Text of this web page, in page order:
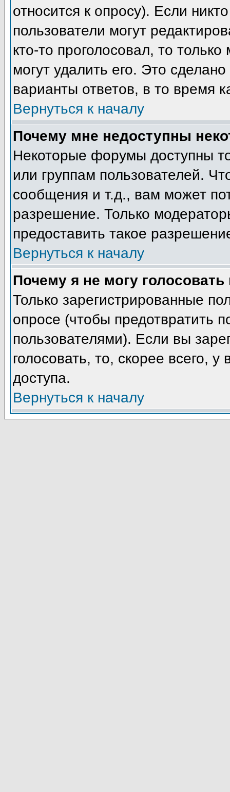
относится к опросу). Если
пользователи могут
кто-то проголосовал, то
могут удалить его. Это
варианты ответов, в то время
Вернуться к началу
Почему мне недоступны
Некоторые форумы доступны
или группам пользователей.
сообщения и т.д., вам может
разрешение. Только
предоставить такое
Вернуться к началу
Почему я не могу голосовать
Только зарегистрированные
опросе (чтобы предотвратить
пользователями). Если вы
голосовать, то, скорее всего,
доступа.
Вернуться к началу